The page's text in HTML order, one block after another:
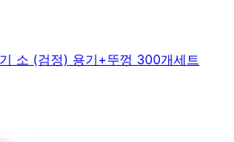
소 (검정) 용기+뚜껑 300개세트